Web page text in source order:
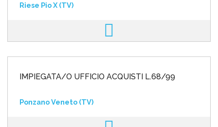
Riese Pio X (TV)
IMPIEGATA/O UFFICIO ACQUISTI L.68/99
Ponzano Veneto (TV)